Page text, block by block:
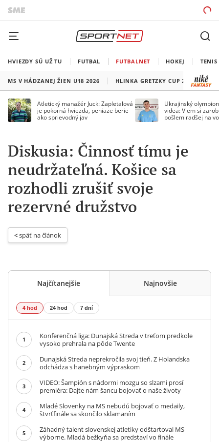
HVIEZDY SÚ UŽ TU FUTBAL FUTBALNET HOKEJ TENIS
MS V HÁDZANEJ ŽIEN U18 2026 HLINKA GRETZKY CUP 2026
Atletický manažér Juck: Zapletalová
je pokorná hviezda, peniaze berie
ako sprievodný jav
Ukrajinský
videa: Viem si
pošlem radšej na
Diskusia: Činnosť tímu je
neudržateľná. Košice sa
rozhodli zrušiť svoje
rezervné družstvo
< späť na článok
Najčítanejšie Najnovšie
4 hod 24 hod 7 dní
1
Konferenčná liga: Dunajská Streda v treťom predkole
vysoko prehrala na pôde Twente
2
Dunajská Streda neprekročila svoj tieň. Z Holandska
odchádza s hanebným výpraskom
3
VIDEO: Šampión s nádormi mozgu so slzami prosí
premiéra: Dajte nám šancu bojovať o naše životy
4
Mladé Slovenky na MS nebudú bojovať o medaily,
štvrťfinále sa skončilo sklamaním
5
Záhadný talent slovenskej atletiky odštartoval MS
výborne. Mladá bežkyňa sa predstaví vo finále